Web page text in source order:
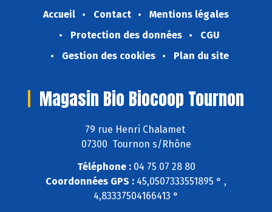
Accueil Contact
Mentions légales
Protection des données
CGU
Gestion des cookies
Plan du site
Magasin Bio Biocoop Tournon
79 rue Henri Chalamet
07300 Tournon s/Rhône
Téléphone :04 75 07 28 80
Coordonnées GPS : 45,0507333551895 ° ,
4,83337504166413 °